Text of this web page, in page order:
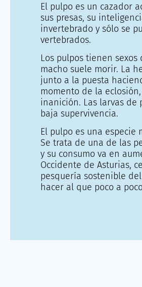
El pulpo es un cazador
sus presas, su
invertebrado y sólo se
vertebrados.
Los pulpos tienen
macho suele morir. La
junto a la puesta
momento de la
inanición. Las larvas de
baja supervivencia.
El pulpo es una especie
Se trata de una de las
y su consumo va en
Occidente de Asturias,
pesquería sostenible
hacer al que poco a